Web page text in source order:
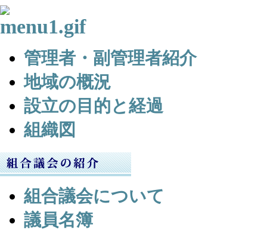
管理者・副管理者紹介
地域の概況
設立の目的と経過
組織図
組合議会について
議員名簿